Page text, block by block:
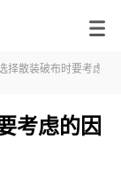
择散装破布时要考虑的
考虑的因